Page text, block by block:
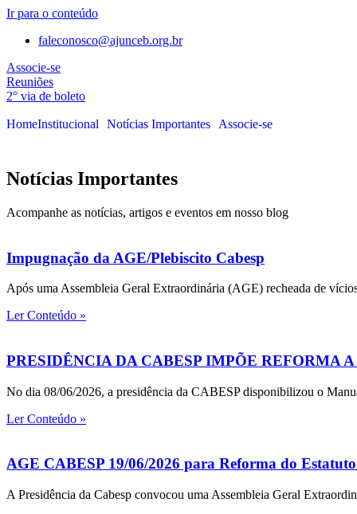
Ir para o conteúdo
faleconosco@ajunceb.org.br
Associe-se
Reuniões
2° via de boleto
HomeInstitucional Notícias Importantes Associe-se
Notícias Importantes
Acompanhe as notícias, artigos e eventos em nosso blog
Impugnação da AGE/Plebiscito Cabesp
Após uma Assembleia Geral Extraordinária (AGE) recheada de
Ler Conteúdo »
PRESIDÊNCIA DA CABESP IMPÕE REFORMA
No dia 08/06/2026, a presidência da CABESP disponibilizou o
Ler Conteúdo »
AGE CABESP 19/06/2026 para Reforma do
A Presidência da Cabesp convocou uma Assembleia Geral